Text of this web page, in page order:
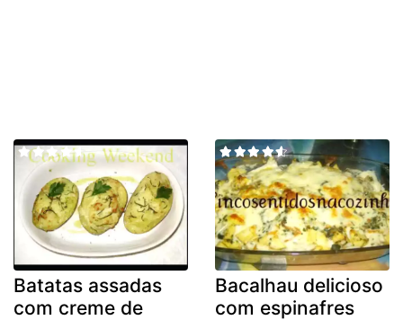
Batatas assadas
com creme de
Bacalhau delicioso
com espinafres